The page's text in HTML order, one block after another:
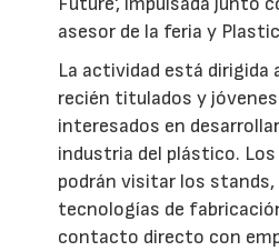
asesor de la feria y
La actividad está dirigida
recién titulados y
interesados en
industria del plástico.
podrán visitar los
tecnologías de
contacto directo con